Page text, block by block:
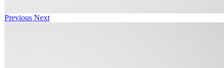
Previous Next